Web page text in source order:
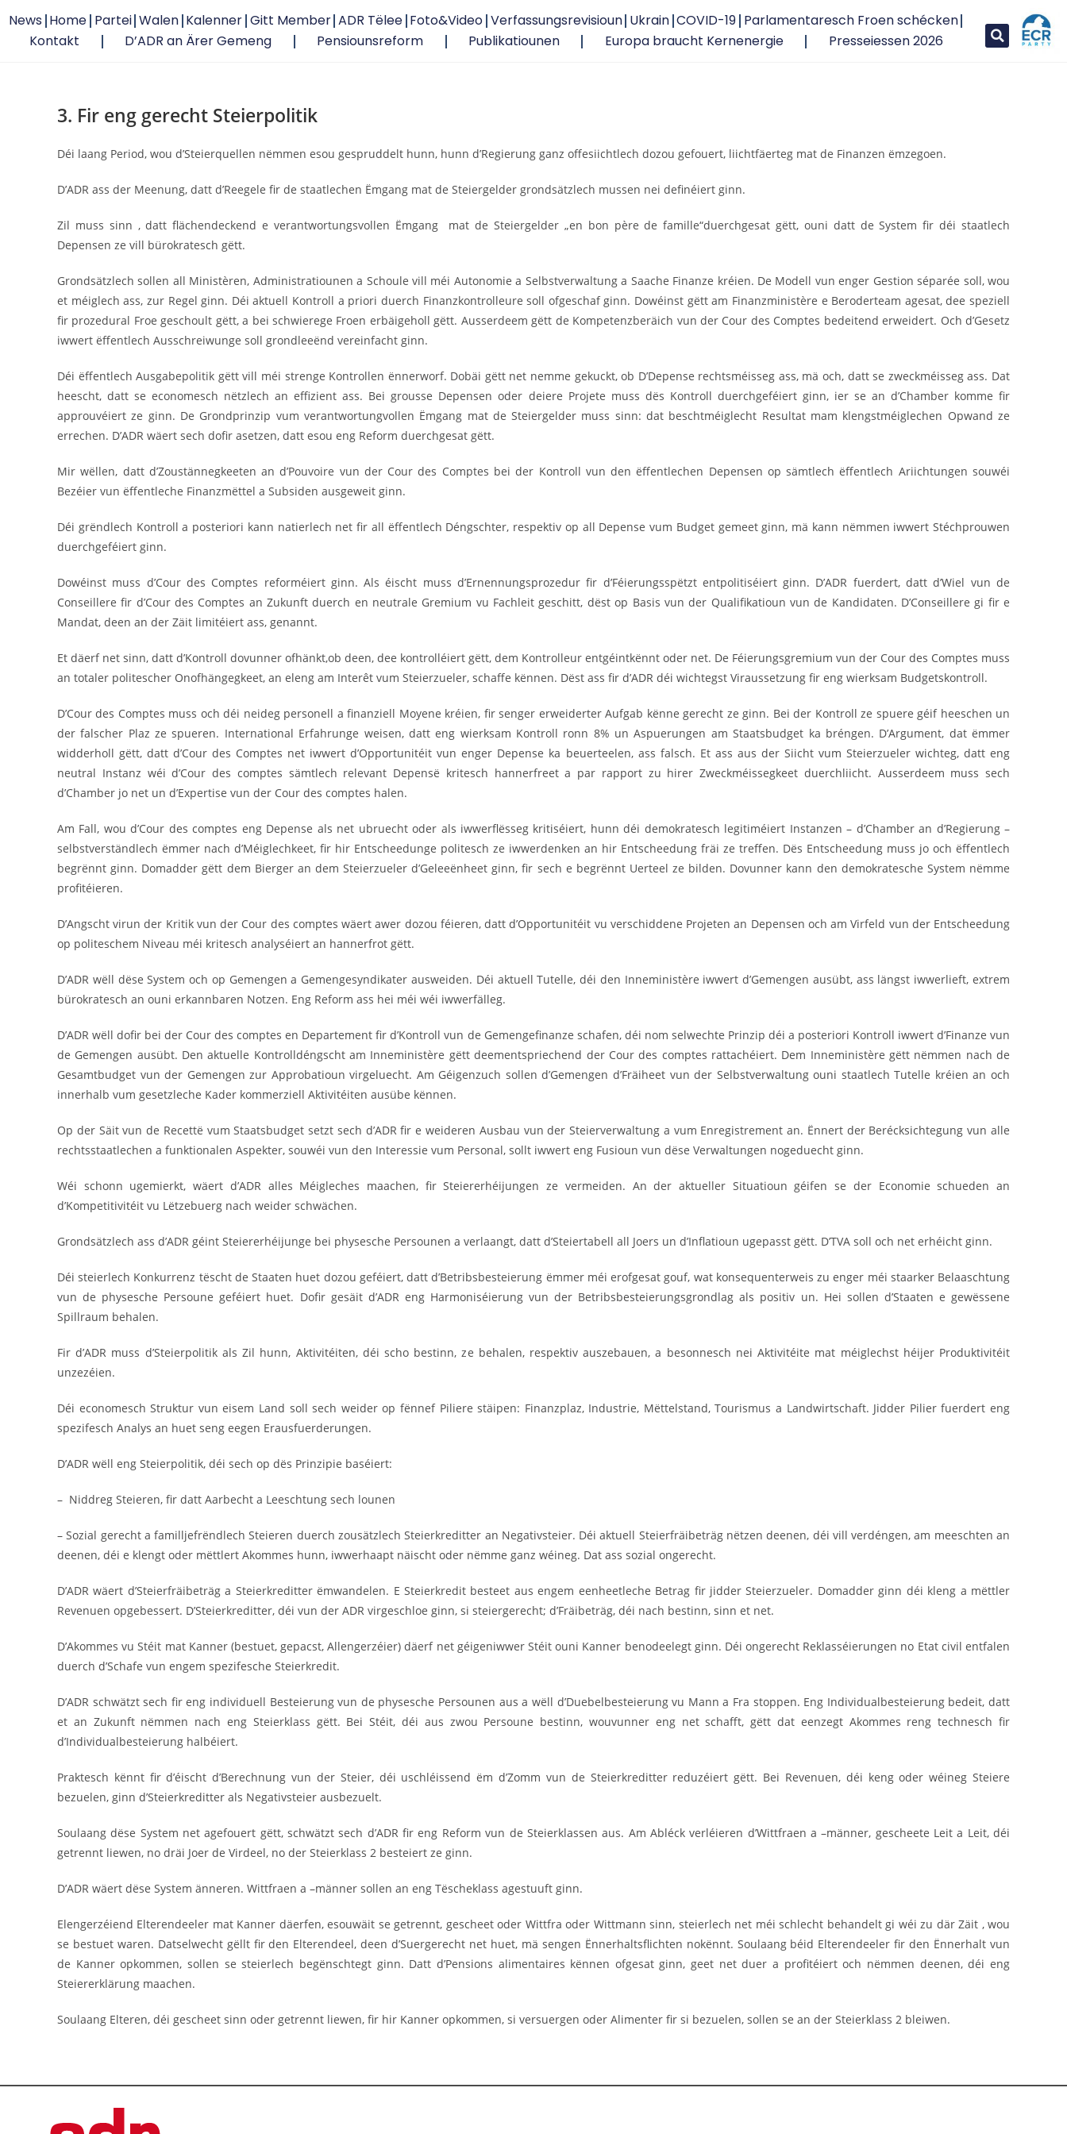
News Home Partei Walen Kalenner Gitt Member ADR Tëlee Foto&Video Verfassungsrevisioun Ukrain COVID-19 Parlamentaresch Froen schécken
Kontakt
D’ADR an Ärer Gemeng Pensiounsreform Publikatiounen Europa braucht Kernenergie Presseiessen 2026
3. Fir eng gerecht Steierpolitik
Déi laang Period, wou d’Steierquellen nëmmen esou gespruddelt hunn, hunn d’Regierung ganz offesiichtlech dozou gefouert, liichtfäerteg mat de Finanzen ëmzegoen.
D’ADR ass der Meenung, datt d’Reegele fir de staatlechen Ëmgang mat de Steiergelder grondsätzlech mussen nei definéiert ginn.
Zil muss sinn , datt flächendeckend e verantwortungsvollen Ëmgang mat de Steiergelder „en bon père de famille“duerchgesat gëtt, ouni datt de System fir déi staatlech
Depensen ze vill bürokratesch gëtt.
Grondsätzlech sollen all Ministèren, Administratiounen a Schoule vill méi Autonomie a Selbstverwaltung a Saache Finanze kréien. De Modell vun enger Gestion séparée soll, wou
et méiglech ass, zur Regel ginn. Déi aktuell Kontroll a priori duerch Finanzkontrolleure soll ofgeschaf ginn. Dowéinst gëtt am Finanzministère e Beroderteam agesat, dee speziell
fir prozedural Froe geschoult gëtt, a bei schwierege Froen erbäigeholl gëtt. Ausserdeem gëtt de Kompetenzberäich vun der Cour des Comptes bedeitend erweidert. Och d’Gesetz
iwwert ëffentlech Ausschreiwunge soll grondleeënd vereinfacht ginn.
Déi ëffentlech Ausgabepolitik gëtt vill méi strenge Kontrollen ënnerworf. Dobäi gëtt net nemme gekuckt, ob D’Depense rechtsméisseg ass, mä och, datt se zweckméisseg ass. Dat
heescht, datt se economesch nëtzlech an effizient ass. Bei grousse Depensen oder deiere Projete muss dës Kontroll duerchgeféiert ginn, ier se an d’Chamber komme fir
approuvéiert ze ginn. De Grondprinzip vum verantwortungvollen Ëmgang mat de Steiergelder muss sinn: dat beschtméiglecht Resultat mam klengstméiglechen Opwand ze
errechen. D’ADR wäert sech dofir asetzen, datt esou eng Reform duerchgesat gëtt.
Mir wëllen, datt d’Zoustännegkeeten an d’Pouvoire vun der Cour des Comptes bei der Kontroll vun den ëffentlechen Depensen op sämtlech ëffentlech Ariichtungen souwéi
Bezéier vun ëffentleche Finanzmëttel a Subsiden ausgeweit ginn.
Déi grëndlech Kontroll a posteriori kann natierlech net fir all ëffentlech Déngschter, respektiv op all Depense vum Budget gemeet ginn, mä kann nëmmen iwwert Stéchprouwen
duerchgeféiert ginn.
Dowéinst muss d’Cour des Comptes reforméiert ginn. Als éischt muss d’Ernennungsprozedur fir d’Féierungsspëtzt entpolitiséiert ginn. D’ADR fuerdert, datt d’Wiel vun de
Conseillere fir d’Cour des Comptes an Zukunft duerch en neutrale Gremium vu Fachleit geschitt, dëst op Basis vun der Qualifikatioun vun de Kandidaten. D’Conseillere gi fir e
Mandat, deen an der Zäit limitéiert ass, genannt.
Et däerf net sinn, datt d’Kontroll dovunner ofhänkt,ob deen, dee kontrolléiert gëtt, dem Kontrolleur entgéintkënnt oder net. De Féierungsgremium vun der Cour des Comptes muss
an totaler politescher Onofhängegkeet, an eleng am Interêt vum Steierzueler, schaffe kënnen. Dëst ass fir d’ADR déi wichtegst Viraussetzung fir eng wierksam Budgetskontroll.
D’Cour des Comptes muss och déi neideg personell a finanziell Moyene kréien, fir senger erweiderter Aufgab kënne gerecht ze ginn. Bei der Kontroll ze spuere géif heeschen un
der falscher Plaz ze spueren. International Erfahrunge weisen, datt eng wierksam Kontroll ronn 8% un Aspuerungen am Staatsbudget ka bréngen. D’Argument, dat ëmmer
widderholl gëtt, datt d’Cour des Comptes net iwwert d’Opportunitéit vun enger Depense ka beuerteelen, ass falsch. Et ass aus der Siicht vum Steierzueler wichteg, datt eng
neutral Instanz wéi d’Cour des comptes sämtlech relevant Depensë kritesch hannerfreet a par rapport zu hirer Zweckméissegkeet duerchliicht. Ausserdeem muss sech
d’Chamber jo net un d’Expertise vun der Cour des comptes halen.
Am Fall, wou d’Cour des comptes eng Depense als net ubruecht oder als iwwerflësseg kritiséiert, hunn déi demokratesch legitiméiert Instanzen – d’Chamber an d’Regierung –
selbstverständlech ëmmer nach d’Méiglechkeet, fir hir Entscheedunge politesch ze iwwerdenken an hir Entscheedung fräi ze treffen. Dës Entscheedung muss jo och ëffentlech
begrënnt ginn. Domadder gëtt dem Bierger an dem Steierzueler d’Geleeënheet ginn, fir sech e begrënnt Uerteel ze bilden. Dovunner kann den demokratesche System nëmme
profitéieren.
D’Angscht virun der Kritik vun der Cour des comptes wäert awer dozou féieren, datt d’Opportunitéit vu verschiddene Projeten an Depensen och am Virfeld vun der Entscheedung
op politeschem Niveau méi kritesch analyséiert an hannerfrot gëtt.
D’ADR wëll dëse System och op Gemengen a Gemengesyndikater ausweiden. Déi aktuell Tutelle, déi den Inneministère iwwert d’Gemengen ausübt, ass längst iwwerlieft, extrem
bürokratesch an ouni erkannbaren Notzen. Eng Reform ass hei méi wéi iwwerfälleg.
D’ADR wëll dofir bei der Cour des comptes en Departement fir d’Kontroll vun de Gemengefinanze schafen, déi nom selwechte Prinzip déi a posteriori Kontroll iwwert d’Finanze vun
de Gemengen ausübt. Den aktuelle Kontrolldéngscht am Inneministère gëtt deementspriechend der Cour des comptes rattachéiert. Dem Inneministère gëtt nëmmen nach de
Gesamtbudget vun der Gemengen zur Approbatioun virgeluecht. Am Géigenzuch sollen d’Gemengen d’Fräiheet vun der Selbstverwaltung ouni staatlech Tutelle kréien an och
innerhalb vum gesetzleche Kader kommerziell Aktivitéiten ausübe kënnen.
Op der Säit vun de Recettë vum Staatsbudget setzt sech d’ADR fir e weideren Ausbau vun der Steierverwaltung a vum Enregistrement an. Ënnert der Berécksichtegung vun alle
rechtsstaatlechen a funktionalen Aspekter, souwéi vun den Interessie vum Personal, sollt iwwert eng Fusioun vun dëse Verwaltungen nogeduecht ginn.
Wéi schonn ugemierkt, wäert d’ADR alles Méigleches maachen, fir Steiererhéijungen ze vermeiden. An der aktueller Situatioun géifen se der Economie schueden an
d’Kompetitivitéit vu Lëtzebuerg nach weider schwächen.
Grondsätzlech ass d’ADR géint Steiererhéijunge bei physesche Persounen a verlaangt, datt d’Steiertabell all Joers un d’Inflatioun ugepasst gëtt. D’TVA soll och net erhéicht ginn.
Déi steierlech Konkurrenz tëscht de Staaten huet dozou geféiert, datt d’Betribsbesteierung ëmmer méi erofgesat gouf, wat konsequenterweis zu enger méi staarker Belaaschtung
vun de physesche Persoune geféiert huet. Dofir gesäit d’ADR eng Harmoniséierung vun der Betribsbesteierungsgrondlag als positiv un. Hei sollen d’Staaten e gewëssene
Spillraum behalen.
Fir d’ADR muss d’Steierpolitik als Zil hunn, Aktivitéiten, déi scho bestinn, ze behalen, respektiv auszebauen, a besonnesch nei Aktivitéite mat méiglechst héijer Produktivitéit
unzezéien.
Déi economesch Struktur vun eisem Land soll sech weider op fënnef Piliere stäipen: Finanzplaz, Industrie, Mëttelstand, Tourismus a Landwirtschaft. Jidder Pilier fuerdert eng
spezifesch Analys an huet seng eegen Erausfuerderungen.
D’ADR wëll eng Steierpolitik, déi sech op dës Prinzipie baséiert:
– Niddreg Steieren, fir datt Aarbecht a Leeschtung sech lounen
– Sozial gerecht a familljefrëndlech Steieren duerch zousätzlech Steierkreditter an Negativsteier. Déi aktuell Steierfräibeträg nëtzen deenen, déi vill verdéngen, am meeschten an
deenen, déi e klengt oder mëttlert Akommes hunn, iwwerhaapt näischt oder nëmme ganz wéineg. Dat ass sozial ongerecht.
D’ADR wäert d’Steierfräibeträg a Steierkreditter ëmwandelen. E Steierkredit besteet aus engem eenheetleche Betrag fir jidder Steierzueler. Domadder ginn déi kleng a mëttler
Revenuen opgebessert. D’Steierkreditter, déi vun der ADR virgeschloe ginn, si steiergerecht; d’Fräibeträg, déi nach bestinn, sinn et net.
D’Akommes vu Stéit mat Kanner (bestuet, gepacst, Allengerzéier) däerf net géigeniwwer Stéit ouni Kanner benodeelegt ginn. Déi ongerecht Reklasséierungen no Etat civil entfalen
duerch d’Schafe vun engem spezifesche Steierkredit.
D’ADR schwätzt sech fir eng individuell Besteierung vun de physesche Persounen aus a wëll d’Duebelbesteierung vu Mann a Fra stoppen. Eng Individualbesteierung bedeit, datt
et an Zukunft nëmmen nach eng Steierklass gëtt. Bei Stéit, déi aus zwou Persoune bestinn, wouvunner eng net schafft, gëtt dat eenzegt Akommes reng technesch fir
d’Individualbesteierung halbéiert.
Praktesch kënnt fir d’éischt d’Berechnung vun der Steier, déi uschléissend ëm d’Zomm vun de Steierkreditter reduzéiert gëtt. Bei Revenuen, déi keng oder wéineg Steiere
bezuelen, ginn d’Steierkreditter als Negativsteier ausbezuelt.
Soulaang dëse System net agefouert gëtt, schwätzt sech d’ADR fir eng Reform vun de Steierklassen aus. Am Abléck verléieren d’Wittfraen a –männer, gescheete Leit a Leit, déi
getrennt liewen, no dräi Joer de Virdeel, no der Steierklass 2 besteiert ze ginn.
D’ADR wäert dëse System änneren. Wittfraen a –männer sollen an eng Tëscheklass agestuuft ginn.
Elengerzéiend Elterendeeler mat Kanner däerfen, esouwäit se getrennt, gescheet oder Wittfra oder Wittmann sinn, steierlech net méi schlecht behandelt gi wéi zu där Zäit , wou
se bestuet waren. Datselwecht gëllt fir den Elterendeel, deen d’Suergerecht net huet, mä sengen Ënnerhaltsflichten nokënnt. Soulaang béid Elterendeeler fir den Ënnerhalt vun
de Kanner opkommen, sollen se steierlech begënschtegt ginn. Datt d’Pensions alimentaires kënnen ofgesat ginn, geet net duer a profitéiert och nëmmen deenen, déi eng
Steiererklärung maachen.
Soulaang Elteren, déi gescheet sinn oder getrennt liewen, fir hir Kanner opkommen, si versuergen oder Alimenter fir si bezuelen, sollen se an der Steierklass 2 bleiwen.